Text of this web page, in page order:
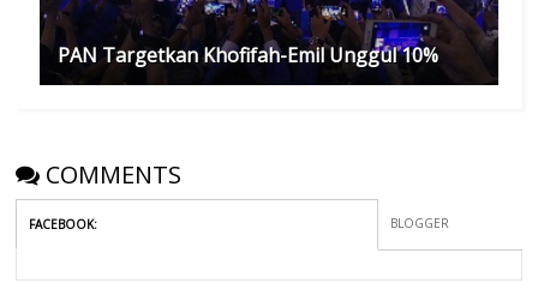
PAN Targetkan Khofifah-Emil Unggul 10%
COMMENTS
FACEBOOK: BLOGGER